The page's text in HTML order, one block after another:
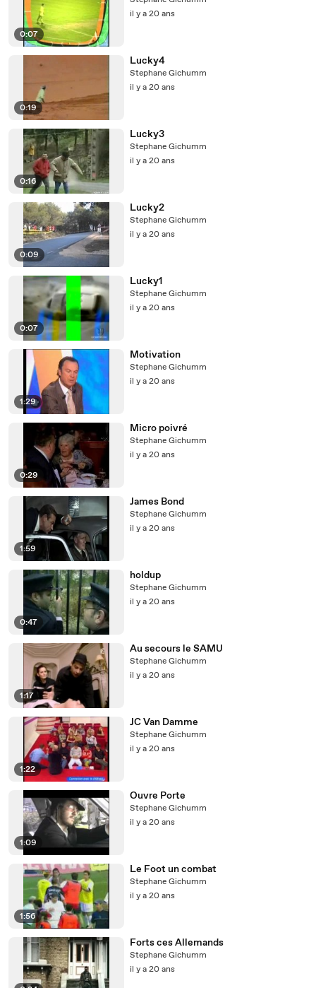
0:07
il y a 20 ans
0:19
Lucky4
Stephane Gichumm
il y a 20 ans
0:16
Lucky3
Stephane Gichumm
il y a 20 ans
0:09
Lucky2
Stephane Gichumm
il y a 20 ans
0:07
Lucky1
Stephane Gichumm
il y a 20 ans
1:29
Motivation
Stephane Gichumm
il y a 20 ans
0:29
Micro poivré
Stephane Gichumm
il y a 20 ans
1:59
James Bond
Stephane Gichumm
il y a 20 ans
0:47
holdup
Stephane Gichumm
il y a 20 ans
1:17
Au secours le SAMU
Stephane Gichumm
il y a 20 ans
1:22
JC Van Damme
Stephane Gichumm
il y a 20 ans
1:09
Ouvre Porte
Stephane Gichumm
il y a 20 ans
1:56
Le Foot un combat
Stephane Gichumm
il y a 20 ans
Forts ces Allemands
Stephane Gichumm
il y a 20 ans